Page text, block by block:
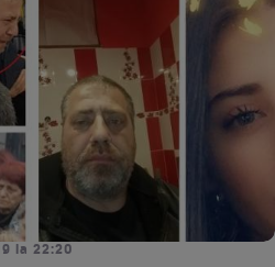
la 22:20